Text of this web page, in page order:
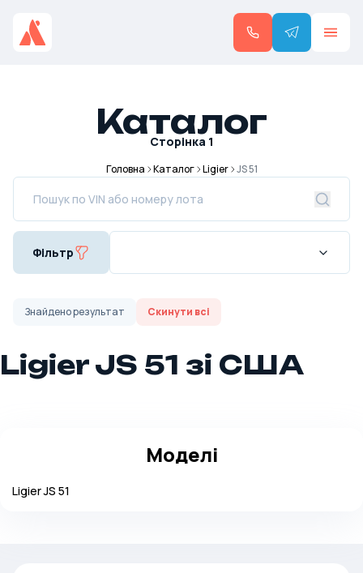
Каталог
Сторінка 1
Головна Каталог Ligier JS 51
Фільтр
Знайденорезультат Скинути всі
Ligier JS 51 зі США
Моделі
LigierJS 51